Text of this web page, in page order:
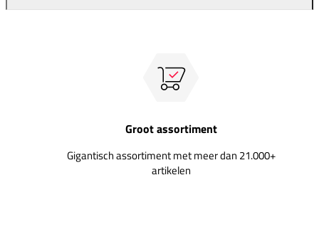
Groot assortiment
Gigantisch assortiment met meer dan 21.000+
artikelen